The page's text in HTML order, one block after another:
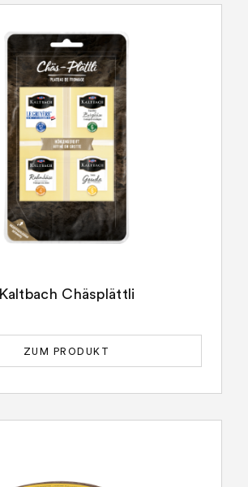
Kaltbach Chäsplättli
ZUM PRODUKT